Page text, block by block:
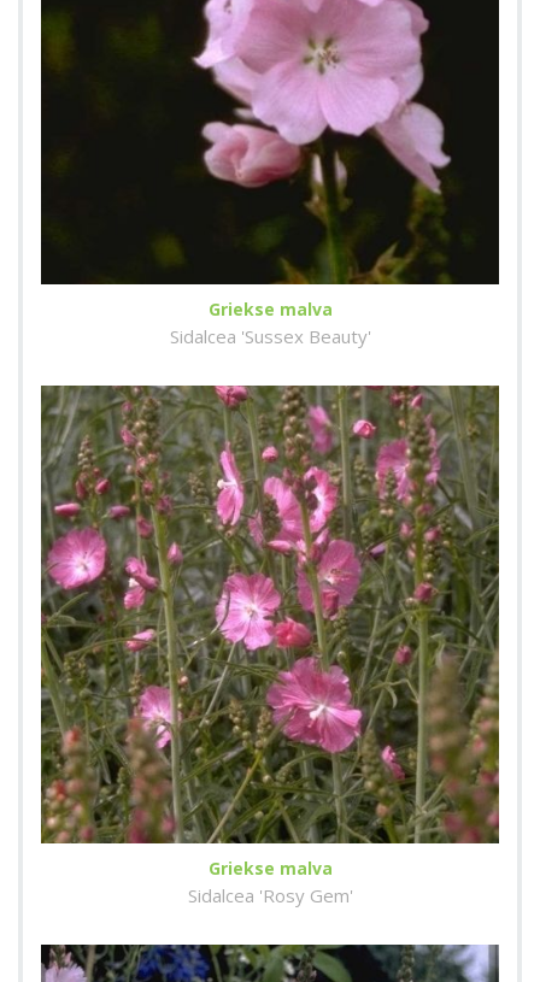
Griekse malva
Sidalcea 'Sussex Beauty'
Griekse malva
Sidalcea 'Rosy Gem'